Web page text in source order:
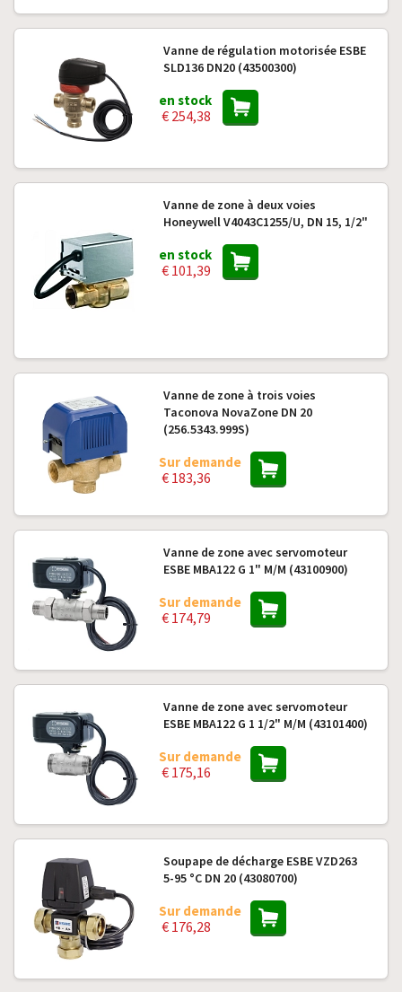
Vanne de régulation motorisée ESBE
SLD136 DN20 (43500300)
en stock
€ 254,38
Vanne de zone à deux voies
Honeywell V4043C1255/U, DN 15, 1/2"
en stock
€ 101,39
Vanne de zone à trois voies
Taconova NovaZone DN 20
(256.5343.999S)
Sur demande
€ 183,36
Vanne de zone avec servomoteur
ESBE MBA122 G 1" M/M (43100900)
Sur demande
€ 174,79
Vanne de zone avec servomoteur
ESBE MBA122 G 1 1/2" M/M (43101400)
Sur demande
€ 175,16
Soupape de décharge ESBE VZD263
5-95 °C DN 20 (43080700)
Sur demande
€ 176,28